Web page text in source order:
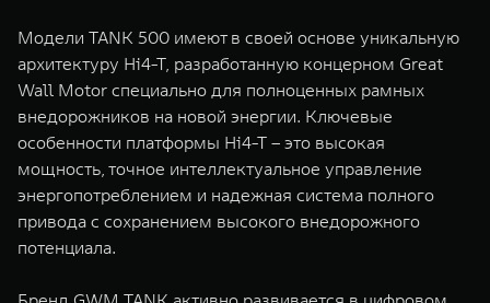
Модели TANK 500 имеют в своей основе уникальную
архитектуру Hi4-T, разработанную концерном Great
Wall Motor специально для полноценных рамных
внедорожников на новой энергии. Ключевые
особенности платформы Hi4-T – это высокая
мощность, точное интеллектуальное управление
энергопотреблением и надежная система полного
привода с сохранением высокого внедорожного
потенциала.